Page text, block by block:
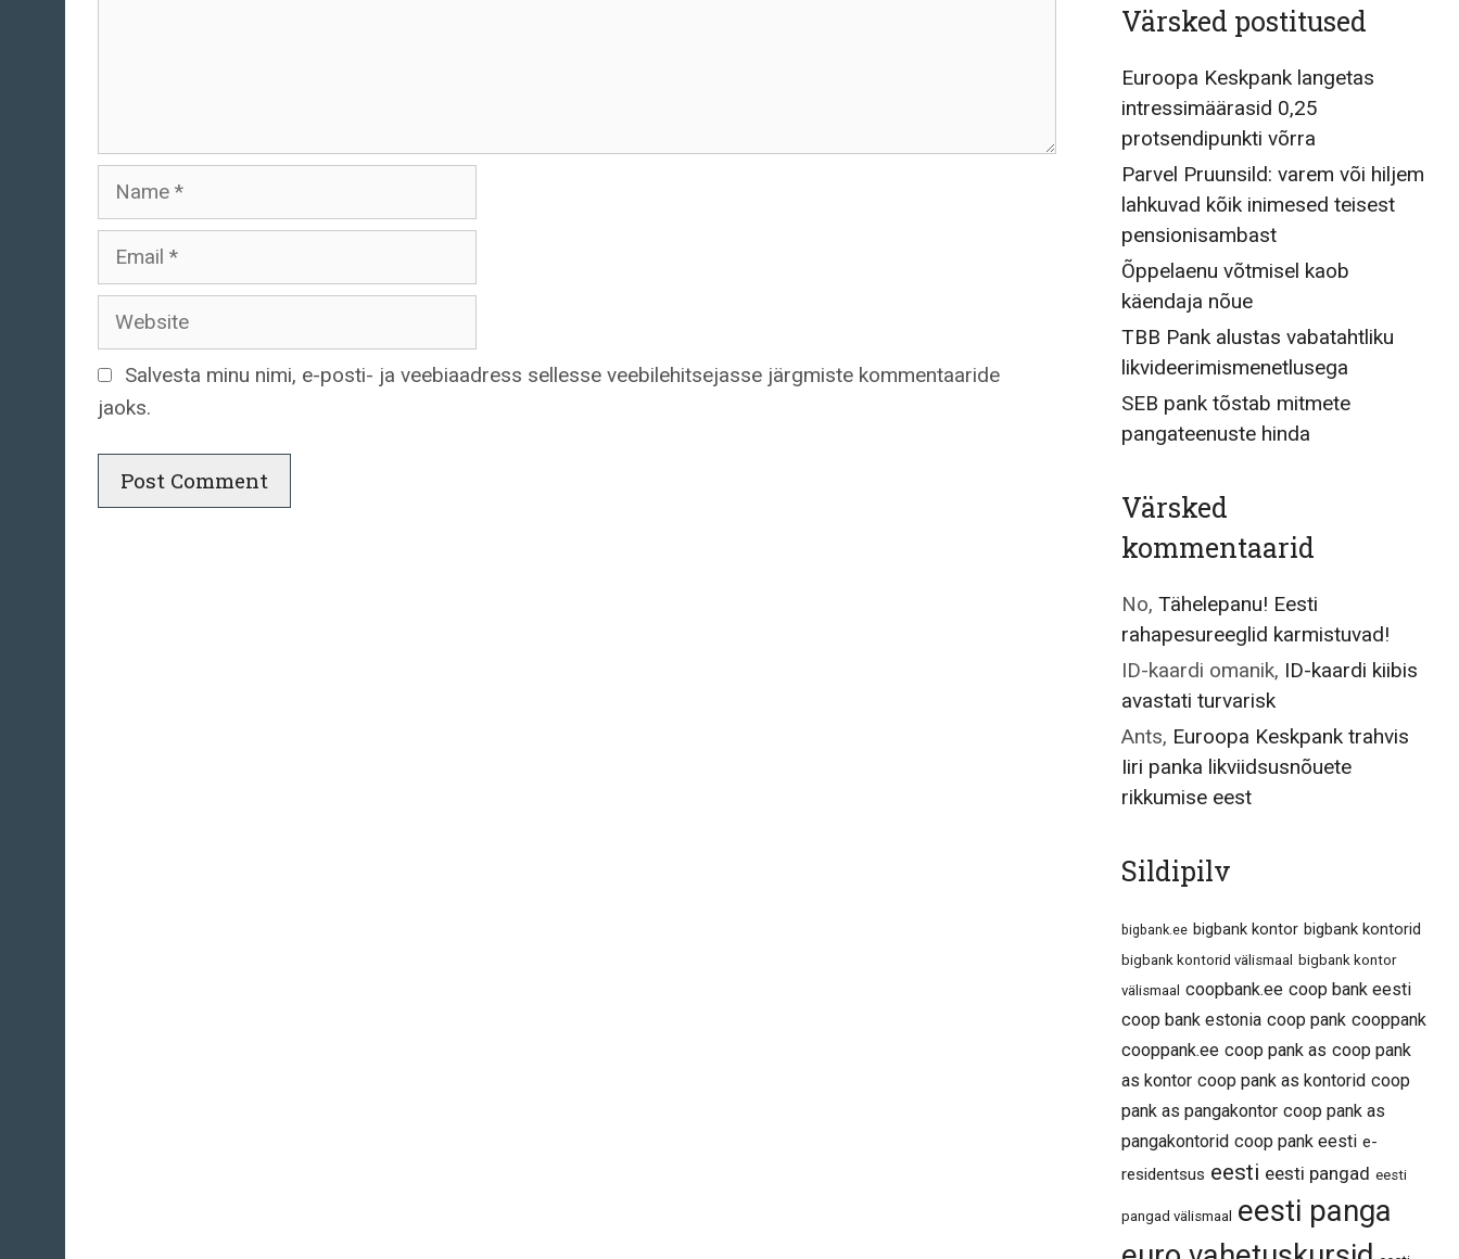
Name
Email
Website
Salvesta minu nimi, e-posti- ja veebiaadress sellesse veebilehitsejasse järgmiste kommentaaride
jaoks.
Värsked postitused
Euroopa Keskpank langetas
intressimäärasid 0,25
protsendipunkti võrra
Parvel Pruunsild: varem või hiljem
lahkuvad kõik inimesed teisest
pensionisambast
Õppelaenu võtmisel kaob
käendaja nõue
TBB Pank alustas vabatahtliku
likvideerimismenetlusega
SEB pank tõstab mitmete
pangateenuste hinda
Värsked
kommentaarid
No, Tähelepanu! Eesti
rahapesureeglid karmistuvad!
ID-kaardi omanik, ID-kaardi kiibis
avastati turvarisk
Ants, Euroopa Keskpank trahvis
Iiri panka likviidsusnõuete
rikkumise eest
Sildipilv
bigbank.ee bigbank kontor bigbank kontorid
bigbank kontorid välismaal
bigbank kontor
välismaal coopbank.ee coop bank eesti
coop bank estonia coop pank cooppank
cooppank.ee coop pank as coop pank
as kontor coop pank as kontorid coop
pank as pangakontor coop pank as
pangakontorid coop pank eesti e-
residentsus eesti eesti pangad eesti
pangad välismaal eesti panga